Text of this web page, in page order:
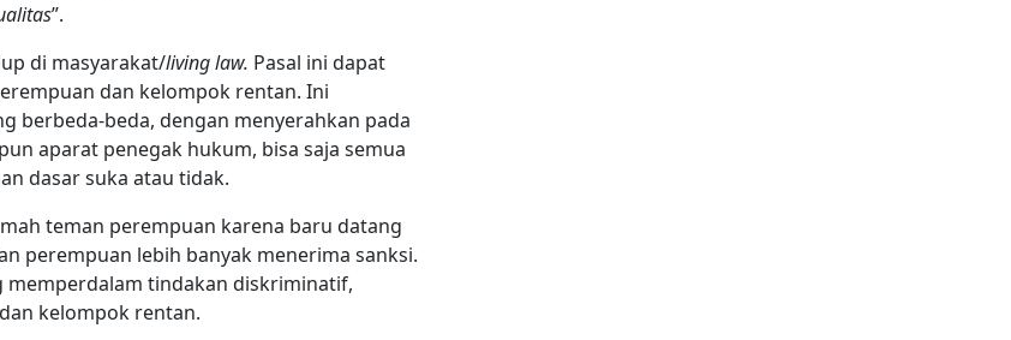
”.
di masyarakat/living law. Pasal ini dapat
dan kelompok rentan. Ini
berbeda-beda, dengan menyerahkan pada
aparat penegak hukum, bisa saja semua
dasar suka atau tidak.
teman perempuan karena baru datang
perempuan lebih banyak menerima sanksi.
tindakan diskriminatif,
kelompok rentan.